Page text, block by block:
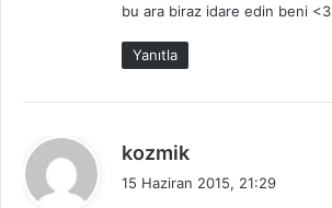
bu ara biraz idare edin beni <3
Yanıtla
kozmik
15 Haziran 2015, 21:29